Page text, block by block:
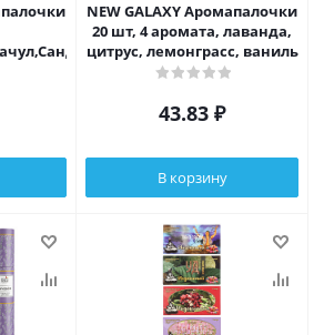
NEW GALAXY Аромапалочки
20 шт, 4 аромата, лаванда,
цитрус, лемонграсс, ваниль
43.83 ₽
В корзину